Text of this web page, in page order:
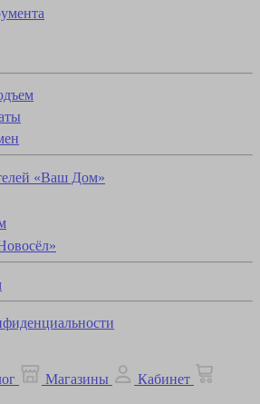
«Ваш Дом»
Магазины
Кабинет